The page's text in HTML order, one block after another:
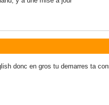
donc en gros tu demarres ta